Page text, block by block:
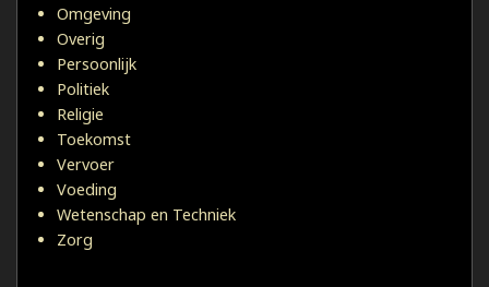
Omgeving
Overig
Persoonlijk
Politiek
Religie
Toekomst
Vervoer
Voeding
Wetenschap en Techniek
Zorg